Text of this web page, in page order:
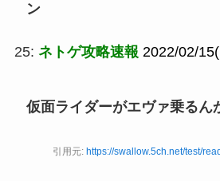
ン
25: ネトゲ攻略速報 2022/02/
仮面ライダーがエヴァ乗るん
引用元: https://swallow.5ch.net/test/